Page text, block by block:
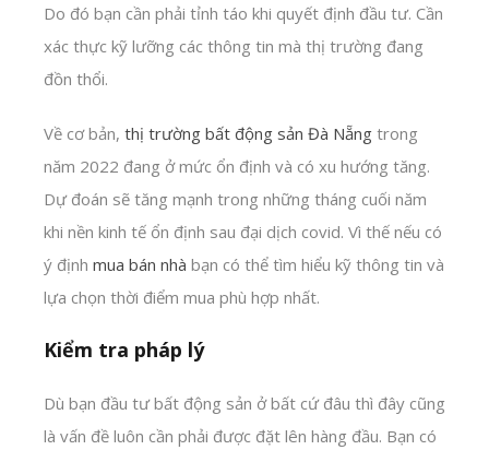
Do đó bạn cần phải tỉnh táo khi quyết định đầu tư. Cần
xác thực kỹ lưỡng các thông tin mà thị trường đang
đồn thổi.
Về cơ bản, thị trường bất động sản Đà Nẵng trong
năm 2022 đang ở mức ổn định và có xu hướng tăng.
Dự đoán sẽ tăng mạnh trong những tháng cuối năm
khi nền kinh tế ổn định sau đại dịch covid. Vì thế nếu có
ý định mua bán nhà bạn có thể tìm hiểu kỹ thông tin và
lựa chọn thời điểm mua phù hợp nhất.
Kiểm tra pháp lý
Dù bạn đầu tư bất động sản ở bất cứ đâu thì đây cũng
là vấn đề luôn cần phải được đặt lên hàng đầu. Bạn có